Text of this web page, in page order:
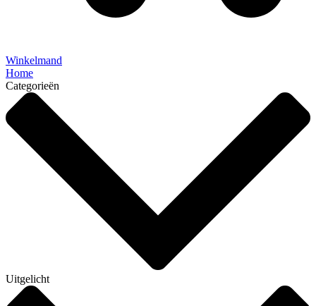
Winkelmand
Home
Categorieën
Uitgelicht